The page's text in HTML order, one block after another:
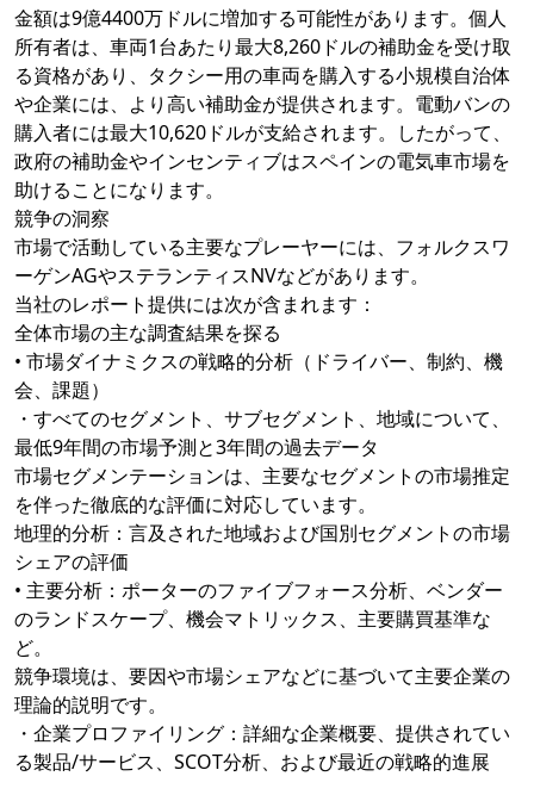
金額は9億4400万ドルに増加する可能性があります。個人
所有者は、車両1台あたり最大8,260ドルの補助金を受け取
る資格があり、タクシー用の車両を購入する小規模自治体
や企業には、より高い補助金が提供されます。電動バンの
購入者には最大10,620ドルが支給されます。したがって、
政府の補助金やインセンティブはスペインの電気車市場を
助けることになります。
競争の洞察
市場で活動している主要なプレーヤーには、フォルクスワ
ーゲンAGやステランティスNVなどがあります。
当社のレポート提供には次が含まれます：
全体市場の主な調査結果を探る
• 市場ダイナミクスの戦略的分析（ドライバー、制約、機
会、課題）
・すべてのセグメント、サブセグメント、地域について、
最低9年間の市場予測と3年間の過去データ
市場セグメンテーションは、主要なセグメントの市場推定
を伴った徹底的な評価に対応しています。
地理的分析：言及された地域および国別セグメントの市場
シェアの評価
• 主要分析：ポーターのファイブフォース分析、ベンダー
のランドスケープ、機会マトリックス、主要購買基準な
ど。
競争環境は、要因や市場シェアなどに基づいて主要企業の
理論的説明です。
・企業プロファイリング：詳細な企業概要、提供されてい
る製品/サービス、SCOT分析、および最近の戦略的進展